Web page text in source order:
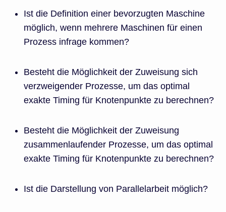
Ist die Definition einer bevorzugten Maschine
möglich, wenn mehrere Maschinen für einen
Prozess infrage kommen?
Besteht die Möglichkeit der Zuweisung sich
verzweigender Prozesse, um das optimal
exakte Timing für Knotenpunkte zu berechnen?
Besteht die Möglichkeit der Zuweisung
zusammenlaufender Prozesse, um das optimal
exakte Timing für Knotenpunkte zu berechnen?
Ist die Darstellung von Parallelarbeit möglich?